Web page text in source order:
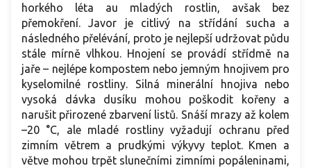
horkého léta au mladých rostlin, avšak bez
přemokření. Javor je citlivý na střídání sucha a
následného přelévání, proto je nejlepší udržovat půdu
stále mírně vlhkou. Hnojení se provádí střídmě na
jaře – nejlépe kompostem nebo jemným hnojivem pro
kyselomilné rostliny. Silná minerální hnojiva nebo
vysoká dávka dusíku mohou poškodit kořeny a
narušit přirozené zbarvení listů. Snáší mrazy až kolem
–20 °C, ale mladé rostliny vyžadují ochranu před
zimním větrem a prudkými výkyvy teplot. Kmen a
větve mohou trpět slunečními zimními popáleninami,